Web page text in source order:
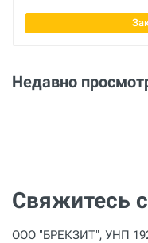
Размеры
Недавно
Свяжитесь
ООО "БРЕКЗИТ", УНП